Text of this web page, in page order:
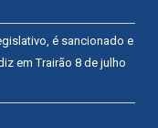
é sancionado e
em Trairão 8 de julho